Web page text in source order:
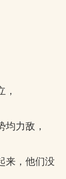
，
力敌，
来，他们没